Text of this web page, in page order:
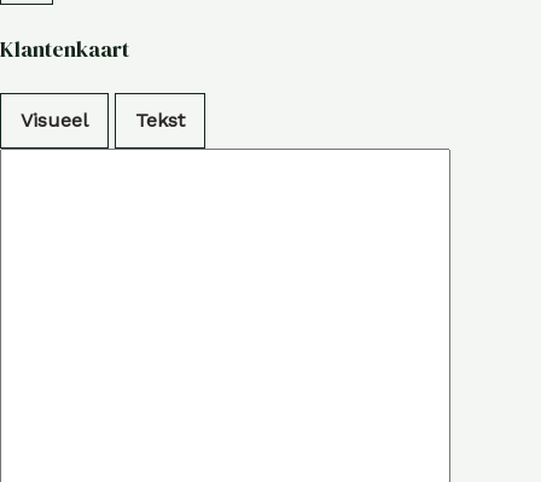
Klantenkaart
Visueel Tekst